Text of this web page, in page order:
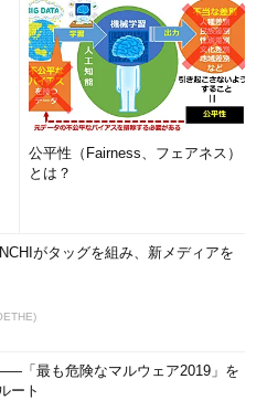
公平性（Fairness、フェアネス）
とは？
がタッグを組み、新メディアを
「最も危険なマルウェア2019」を
ート